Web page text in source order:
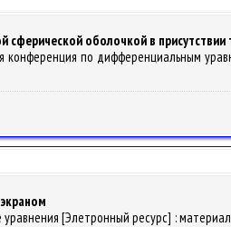
сферической оболочкой в присутствии
по дифференциальным
[Элетронный ресурс] :